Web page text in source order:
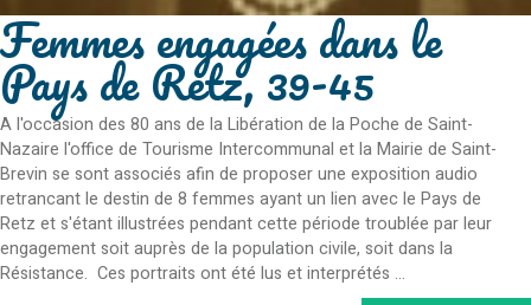
Femmes engagées dans le
Pays de Retz, 39-45
A l'occasion des 80 ans de la Libération de la Poche de Saint-
Nazaire l'office de Tourisme Intercommunal et la Mairie de Saint-
Brevin se sont associés afin de proposer une exposition audio
retrancant le destin de 8 femmes ayant un lien avec le Pays de
Retz et s'étant illustrées pendant cette période troublée par leur
engagement soit auprès de la population civile, soit dans la
Résistance. Ces portraits ont été lus et interprétés ...